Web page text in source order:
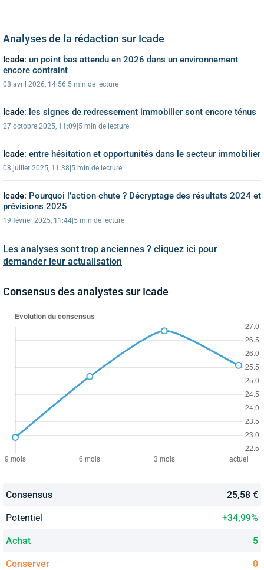
Analyses de la rédaction sur Icade
Icade: un point bas attendu en 2026 dans un environnement
encore contraint
08 avril 2026, 14:56 5 min de lecture
Icade: les signes de redressement immobilier sont encore ténus
27 octobre 2025, 11:09 5 min de lecture
Icade: entre hésitation et opportunités dans le secteur immobilier
08 juillet 2025, 11:38 5 min de lecture
Icade: Pourquoi l’action chute ? Décryptage des résultats 2024 et
prévisions 2025
19 février 2025, 11:44 5 min de lecture
Les analyses sont trop anciennes ? cliquez ici pour
demander leur actualisation
Consensus des analystes sur Icade
Consensus 25,58 €
Potentiel +34,99%
Achat 5
Conserver 0